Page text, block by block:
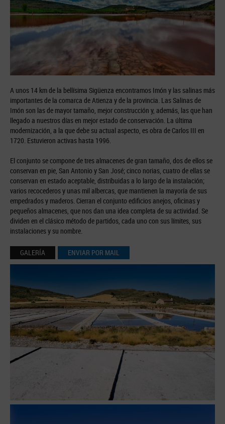
A unos 14 km de la bellísima Sigüenza encontramos Imón y las salinas más
importantes de la comarca de Atienza y de la provincia. Las Salinas de
Imón son las de mayor tamaño, mejor construcción y, además, las que han
llegado a nuestros días en mejor estado de conservación. La última
modernización, a la que debe su actual aspecto, es obra de Carlos III en
1720. Estuvieron activas hasta 1996.
El conjunto se compone de tres almacenes de gran tamaño, dos de ellos se
conservan en pie, San Antonio y San José; cinco norias, cuatro de ellas se
conservan en estado aceptable, distribuidas a lo largo de la instalación;
varios recocederos y unas mil albercas, que mantienen la mayoría de sus
empedrados y maderos. Cierran el conjunto edificios anejos, oficinas y
pequeños almacenes, que nos dan una idea completa de su actividad. Se
dividen en el clásico método de partidos, cada uno con sus límites, sus
instalaciones y su nombre.
GALERÍA ENVIAR POR MAIL